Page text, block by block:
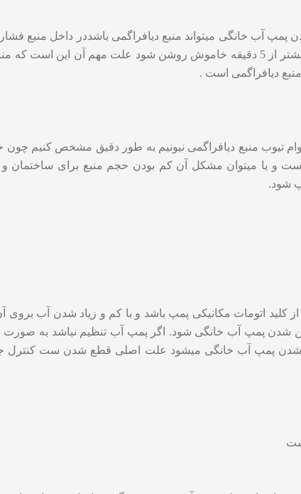
آب خانگی میتواند منبع دیافراگمی باشددر داخل منبع
نمایید تا مطمئن شویم به درستی کار میکند. اگر پمپ خانه بیشتر از 5 دقیقه
دیافراگمی است .
منبع دیافراگمی نیونیم به طور دقیق مشخص کنیم چون
و یا میتوان مشکل آن کم بودن حجم منبع برای ساختمان
شود.
اتومات مکانیکی پمپ باشد و با کم و زیاد شدن آب بروی
شدن پمپ آب خانگی شود. اگر پمپ آب تنظیم نباشد به
پمپ آب خانگی میشود علت اصلی قطع شدن ست کنترل